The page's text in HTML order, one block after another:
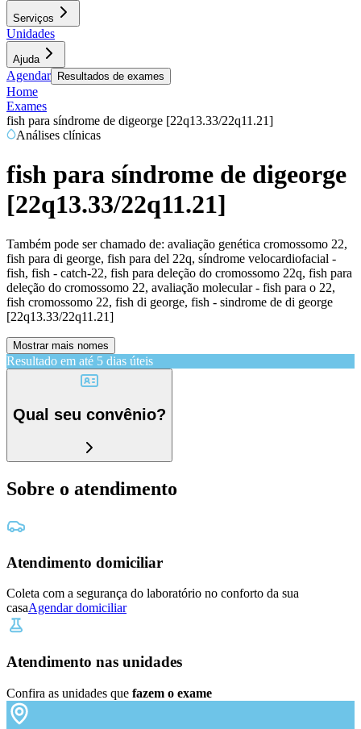
Serviços
Unidades
Ajuda
Agendar Resultados de exames
Home
Exames
fish para síndrome de digeorge [22q13.33/22q11.21]
Análises clínicas
fish para síndrome de digeorge
[22q13.33/22q11.21]
Também pode ser chamado de: avaliação genética cromossomo 22,
fish para di george, fish para del 22q, síndrome velocardiofacial -
fish, fish - catch-22, fish para deleção do cromossomo 22q, fish para
deleção do cromossomo 22, avaliação molecular - fish para o 22,
fish cromossomo 22, fish di george, fish - sindrome de di george
[22q13.33/22q11.21]
Mostrar mais nomes
Resultado em até 5 dias úteis
Qual seu convênio?
Sobre o atendimento
Atendimento domiciliar
Coleta com a segurança do laboratório no conforto da sua
casaAgendar domiciliar
Atendimento nas unidades
Confira as unidades que fazem o exame